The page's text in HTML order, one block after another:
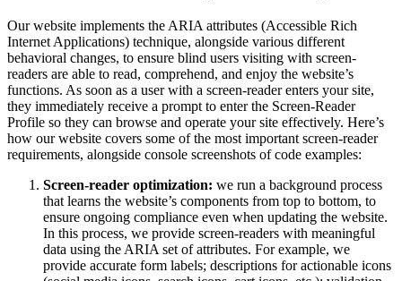
Our website implements the ARIA attributes (Accessible Rich
Internet Applications) technique, alongside various different
behavioral changes, to ensure blind users visiting with screen-
readers are able to read, comprehend, and enjoy the website’s
functions. As soon as a user with a screen-reader enters your site,
they immediately receive a prompt to enter the Screen-Reader
Profile so they can browse and operate your site effectively. Here’s
how our website covers some of the most important screen-reader
requirements, alongside console screenshots of code examples:
Screen-reader optimization: we run a background process
that learns the website’s components from top to bottom, to
ensure ongoing compliance even when updating the website.
In this process, we provide screen-readers with meaningful
data using the ARIA set of attributes. For example, we
provide accurate form labels; descriptions for actionable icons